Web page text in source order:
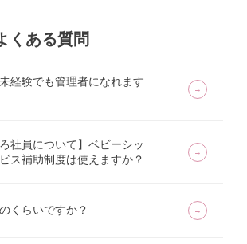
くある質問
経験でも管理者になれます
ろ社員について】ベビーシッ
ス補助制度は使えますか？
くらいですか？